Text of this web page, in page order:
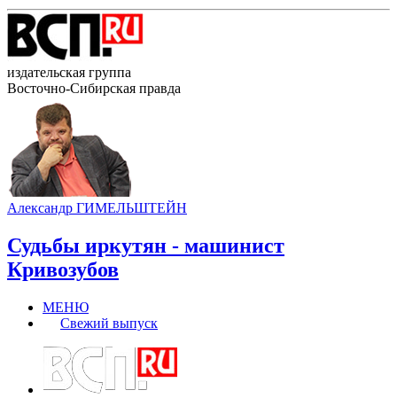
издательская группа
Восточно-Сибирская правда
Александр ГИМЕЛЬШТЕЙН
Судьбы иркутян - машинист
Кривозубов
МЕНЮ
Свежий выпуск